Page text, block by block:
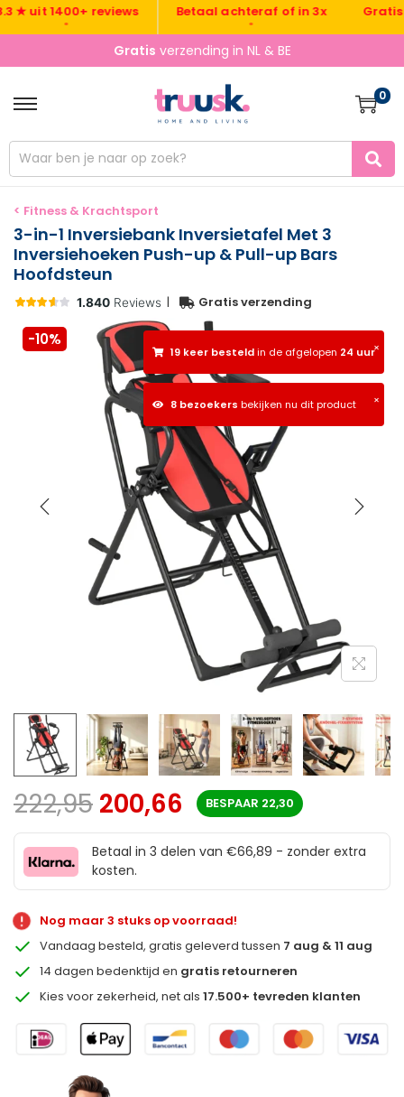
1400+ reviews Betaal achteraf of in 3x Gratis
Gratis verzending in NL & BE
0
< Fitness & Krachtsport
3-in-1 Inversiebank Inversietafel Met 3
Inversiehoeken Push-up & Pull-up Bars
Hoofdsteun
| Gratis verzending
×
19 keer besteldin de afgelopen 24 uur
×
8 bezoekers bekijken nu dit product
-10%
222,95 200,66 BESPAAR 22,30
Betaal in 3 delen van €66,89 - zonder extra
kosten.
Nog maar 3 stuks op voorraad!
Vandaag besteld, gratis geleverd tussen 7 aug & 11 aug
14 dagen bedenktijd en gratis retourneren
Kies voor zekerheid, net als17.500+ tevreden klanten